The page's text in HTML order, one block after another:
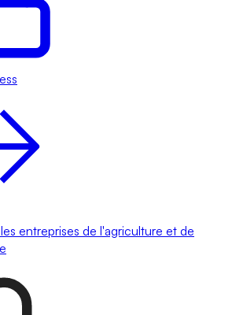
entreprises de l'agriculture et de